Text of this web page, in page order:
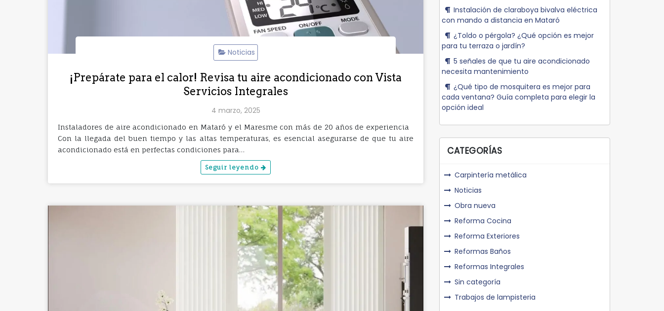
Noticias
¡Prepárate para el calor! Revisa tu aire acondicionado con Vista
Servicios Integrales
4 marzo, 2025
Instaladores de aire acondicionado en Mataró y el Maresme con más de 20 años de experiencia
Con la llegada del buen tiempo y las altas temperaturas, es esencial asegurarse de que tu aire
acondicionado está en perfectas condiciones para…
Seguir leyendo
Instalación de claraboya bivalva eléctrica
con mando a distancia en Mataró
¿Toldo o pérgola? ¿Qué opción es mejor
para tu terraza o jardín?
5 señales de que tu aire acondicionado
necesita mantenimiento
¿Qué tipo de mosquitera es mejor para
cada ventana? Guía completa para elegir la
opción ideal
CATEGORÍAS
Carpintería metálica
Noticias
Obra nueva
Reforma Cocina
Reforma Exteriores
Reformas Baños
Reformas Integrales
Sin categoría
Trabajos de lampisteria